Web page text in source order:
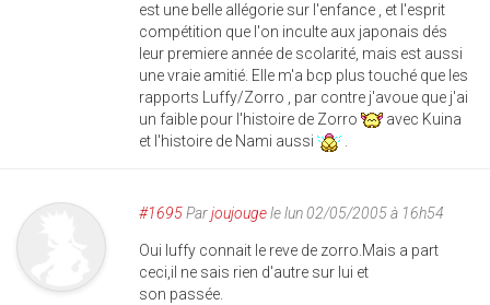
est une belle allégorie sur l'enfance , et l'esprit
compétition que l'on inculte aux japonais dés
leur premiere année de scolarité, mais est aussi
une vraie amitié. Elle m'a bcp plus touché que les
rapports Luffy/Zorro , par contre j'avoue que j'ai
un faible pour l'histoire de Zorro
avec Kuina
et l'histoire de Nami aussi
#1695Parjoujougele lun 02/05/2005 à 16h54
Oui luffy connait le reve de zorro.Mais a part
ceci,il ne sais rien d'autre sur lui et
son passée.